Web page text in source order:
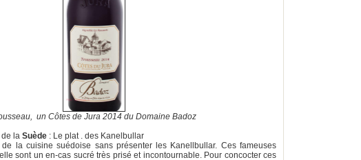
un Côtes de Jura 2014 du Domaine Badoz
de la Suède : Le plat . des Kanelbullar
de la cuisine suédoise sans présenter les Kanellbullar. Ces fameuses
sont un en-cas sucré très prisé et incontournable. Pour concocter ces